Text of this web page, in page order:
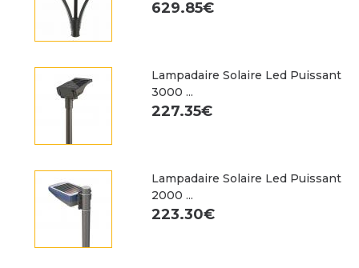
629.85€
Lampadaire Solaire Led Puissant
3000 ...
227.35€
Lampadaire Solaire Led Puissant
2000 ...
223.30€